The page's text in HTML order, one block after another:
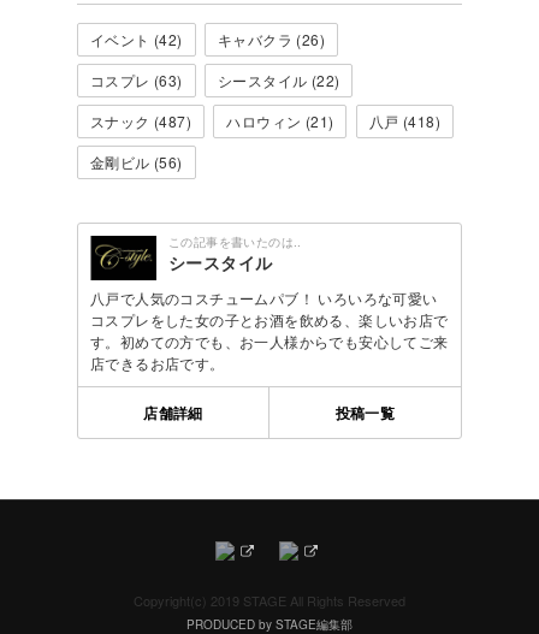
イベント (42)
キャバクラ (26)
コスプレ (63)
シースタイル (22)
スナック (487)
ハロウィン (21)
八戸 (418)
金剛ビル (56)
この記事を書いたのは..
シースタイル
八戸で人気のコスチュームパブ！ いろいろな可愛い
コスプレをした女の子とお酒を飲める、楽しいお店で
す。初めての方でも、お一人様からでも安心してご来
店できるお店です。
店舗詳細 投稿一覧
Copyright(c) 2019 STAGE All Rights Reserved
PRODUCED by STAGE編集部